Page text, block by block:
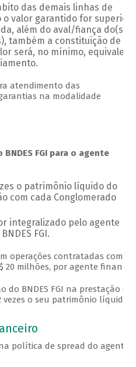
das demais linhas de
valor garantido for superior
além do aval/fiança do(s)
também a constituição de
será, no mínimo,
atendimento das
na modalidade
FGI para o agente
o patrimônio líquido do
com cada Conglomerado
integralizado pelo agente
FGI.
operações contratadas com o
20 milhões, por agente
do BNDES FGI na prestação de
o seu patrimônio líquido.
política de spread do agente